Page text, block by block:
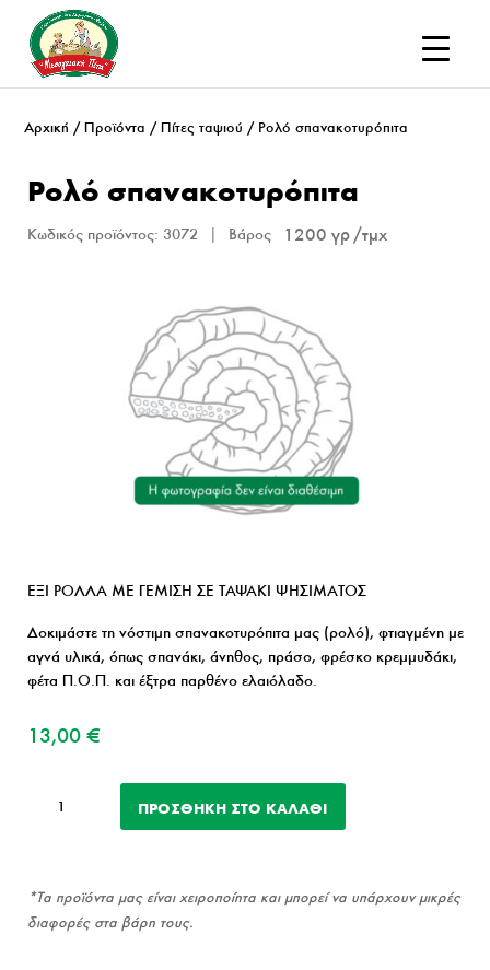
Αρχική /Προϊόντα /Πίτες ταψιού / Ρολό σπανακοτυρόπιτα
Ρολό σπανακοτυρόπιτα
Κωδικός προϊόντος: 3072 Βάρος 1200 γρ
ΕΞΙ ΡΟΛΛΑ ΜΕ ΓΕΜΙΣΗ ΣΕ ΤΑΨΑΚΙ ΨΗΣΙΜΑΤΟΣ
Δοκιμάστε τη νόστιμη σπανακοτυρόπιτα μας (ρολό), φτιαγμένη με
αγνά υλικά, όπως σπανάκι, άνηθος, πράσο, φρέσκο κρεμμυδάκι,
φέτα Π.Ο.Π. και έξτρα παρθένο ελαιόλαδο.
13,00€
σπανακοτυρόπιταΠΡΟΣΘΉΚΗ ΣΤΟ ΚΑΛΆΘΙ
*Τα προϊόντα μας είναι χειροποίητα και μπορεί να υπάρχουν μικρές
διαφορές στα βάρη τους.